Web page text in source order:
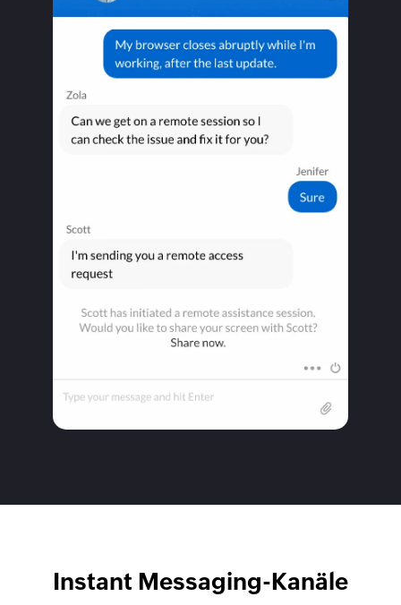
Instant Messaging-Kanäle